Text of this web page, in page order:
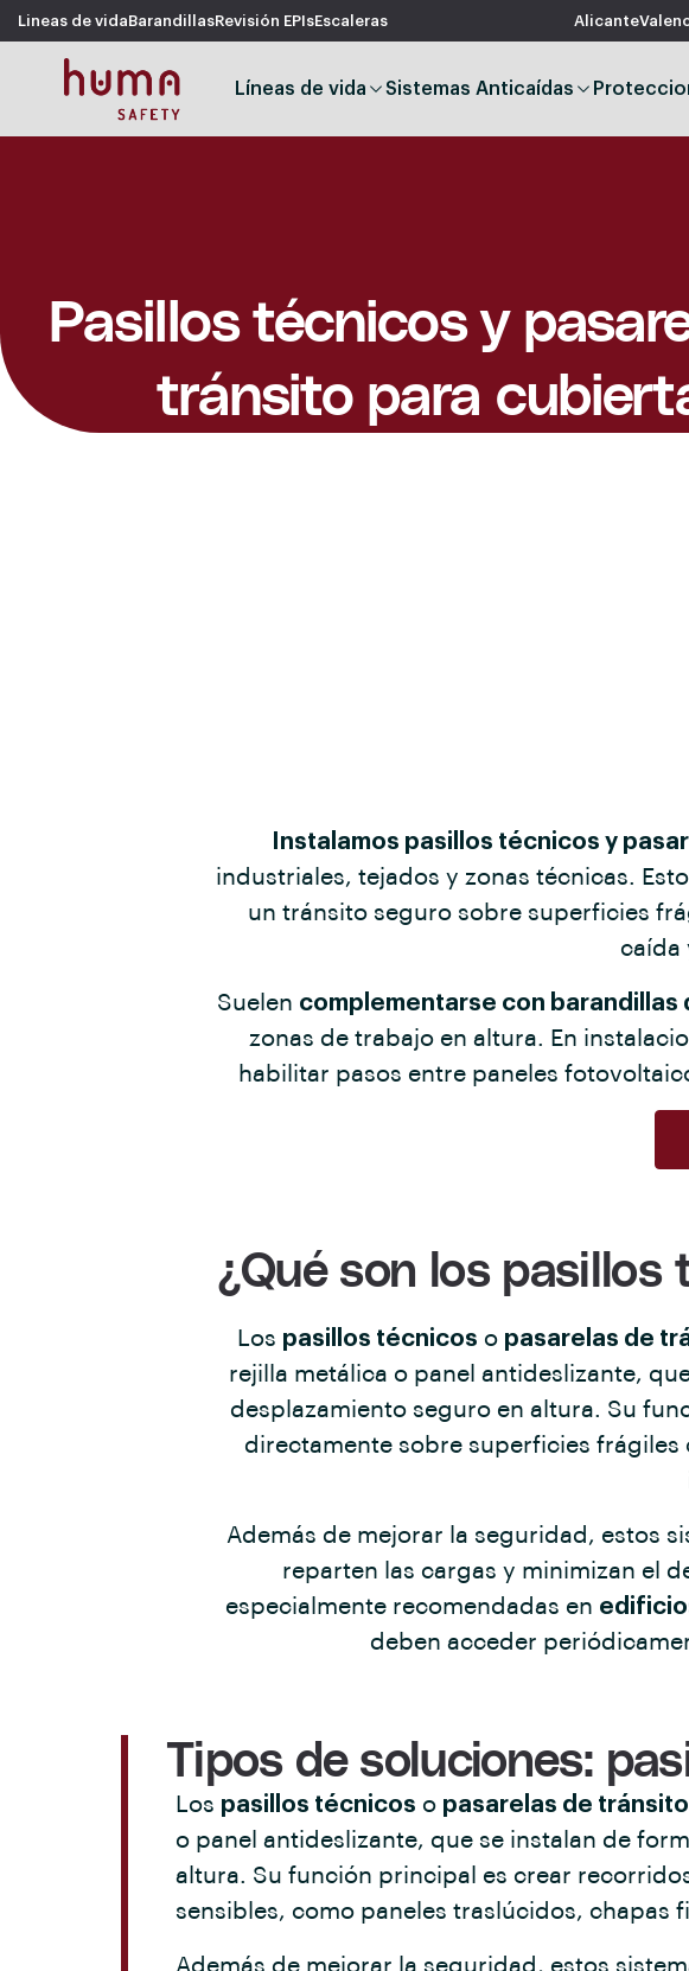
Lineas de vidaBarandillasRevisión EPIsEscaleras Alicante
Líneas de vida Sistemas Anticaídas
Pasillos técnicos y
tránsito para
Instalamos pasillos técnicos y
industriales, tejados y zonas técnicas.
un tránsito seguro sobre superficies
caída
Suelen complementarse con barandillas
zonas de trabajo en altura. En
habilitar pasos entre paneles
¿Qué son los
Los pasillos técnicos o pasarelas de
rejilla metálica o panel antideslizante,
desplazamiento seguro en altura. Su
directamente sobre superficies frágiles
Además de mejorar la seguridad, estos
reparten las cargas y minimizan el
especialmente recomendadas en
deben acceder
Tipos de soluciones:
Los pasillos técnicos o pasarelas de
o panel antideslizante, que se instalan de
altura. Su función principal es crear
sensibles, como paneles traslúcidos, chapas
Además de mejorar la seguridad, estos